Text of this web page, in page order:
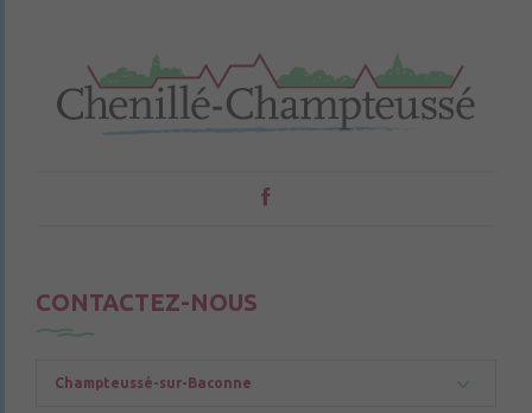
CONTACTEZ-NOUS
Champteussé-sur-Baconne